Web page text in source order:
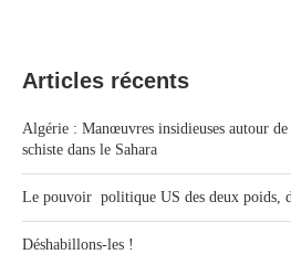
Articles récents
Algérie : Manœuvres insidieuses autour
schiste dans le Sahara
Le pouvoir politique US des deux poids,
Déshabillons-les !